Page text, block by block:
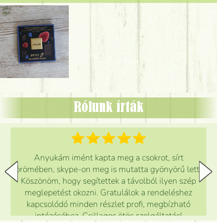
Rólunk írták
Anyukám imént kapta meg a csokrot, sírt
örömében, skype-on meg is mutatta gyönyörű lett.
Köszönöm, hogy segítettek a távolból ilyen szép
meglepetést okozni. Gratulálok a rendeléshez
kapcsolódó minden részlet profi, megbízható
intézéséhez. Csillagos ötös szolgáltatás!